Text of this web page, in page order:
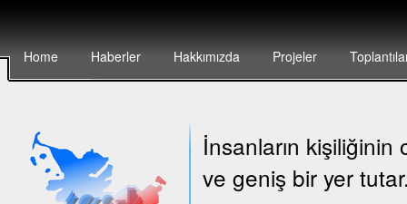
Home Haberler Hakkımızda Projeler
İnsanların
ve geniş bir yer